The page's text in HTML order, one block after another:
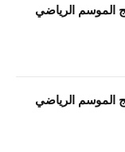
الموسم الرياضي
الموسم الرياضي